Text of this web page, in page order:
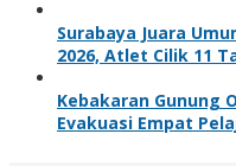
Surabaya Juara
2026, Atlet Cilik 11
Kebakaran Gunung
Evakuasi Empat